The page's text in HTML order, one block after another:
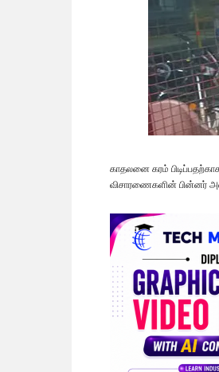
காதலனை கரம்
விசாரணைகளின் பின்னர்